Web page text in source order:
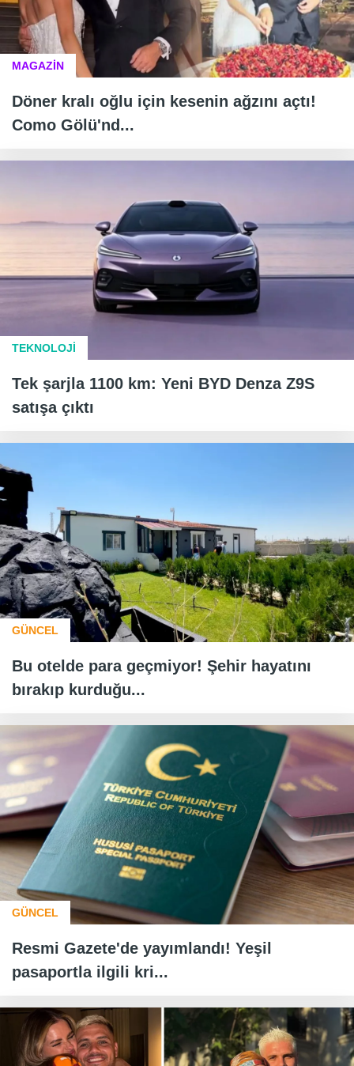
MAGAZİN
Döner kralı oğlu için kesenin ağzını açtı!
Como Gölü'nd...
TEKNOLOJİ
Tek şarjla 1100 km: Yeni BYD Denza Z9S
satışa çıktı
GÜNCEL
Bu otelde para geçmiyor! Şehir hayatını
bırakıp kurduğu...
GÜNCEL
Resmi Gazete'de yayımlandı! Yeşil
pasaportla ilgili kri...